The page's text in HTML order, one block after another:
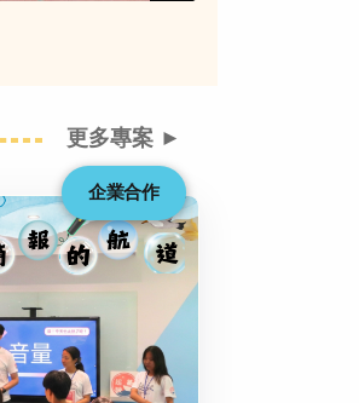
更多專案 ►
企業合作